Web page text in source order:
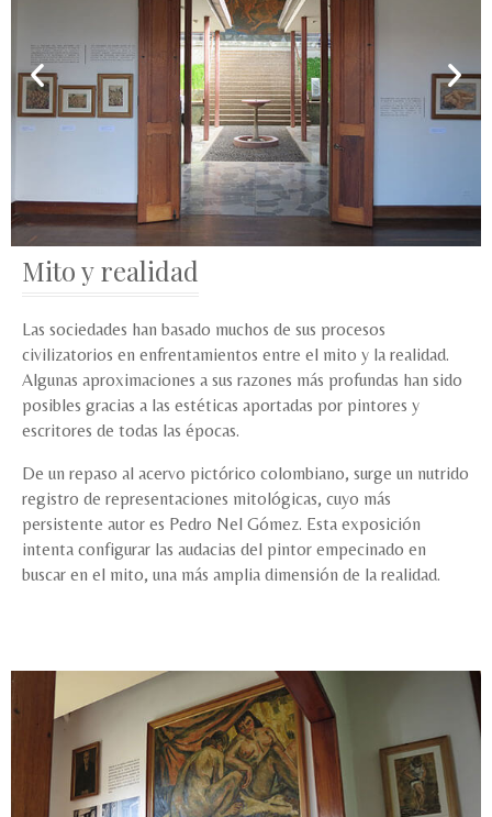
Mito y realidad
Las sociedades han basado muchos de sus procesos
civilizatorios en enfrentamientos entre el mito y la realidad.
Algunas aproximaciones a sus razones más profundas han sido
posibles gracias a las estéticas aportadas por pintores y
escritores de todas las épocas.
De un repaso al acervo pictórico colombiano, surge un nutrido
registro de representaciones mitológicas, cuyo más
persistente autor es Pedro Nel Gómez. Esta exposición
intenta configurar las audacias del pintor empecinado en
buscar en el mito, una más amplia dimensión de la realidad.